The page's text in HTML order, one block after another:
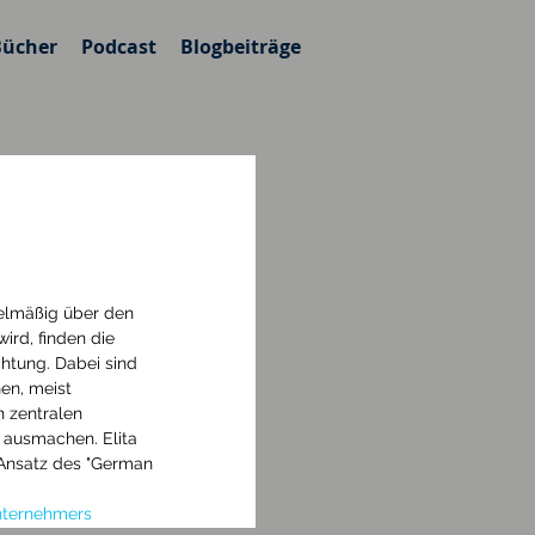
Podcast Blogbeiträge
über den
finden die
Dabei sind
meist
zentralen
Elita
des "German